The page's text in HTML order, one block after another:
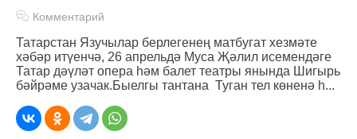
Комментарий
Татарстан Язучылар берлегенең матбугат хезмәте
хәбәр итүенчә, 26 апрельдә Муса Җәлил исемендәге
Татар дәүләт опера һәм балет театры янында Шигырь
бәйрәме узачак.Быелгы тантана Туган тел көненә һ...